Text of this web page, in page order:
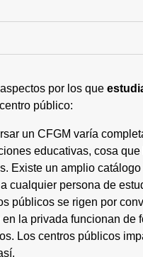
por los que
público:
un CFGM varía
educativas, cosa
Existe un amplio
cualquier persona de
públicos se rigen por
la privada funcionan de
Los centros públicos